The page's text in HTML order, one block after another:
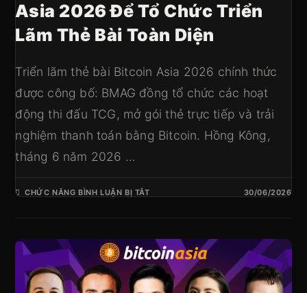
Asia 2026 Để Tổ Chức Triển
Lãm Thẻ Bài Toàn Diện
Triển lãm thẻ bài Bitcoin Asia 2026 chính thức
được công bố: BMAG đồng tổ chức các hoạt
động thi đấu TCG, mở gói thẻ trực tiếp và trải
nghiệm thanh toán bằng Bitcoin. Hồng Kông,
tháng 6 năm 2026 …
CHỨC NĂNG BÌNH LUẬN BỊ TẮT 30/06/2026